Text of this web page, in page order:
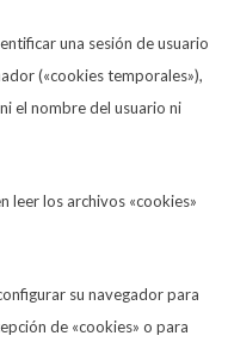
una sesión de usuario
(«cookies temporales»),
el nombre del usuario ni
leer los archivos «cookies»
su navegador para
de «cookies» o para